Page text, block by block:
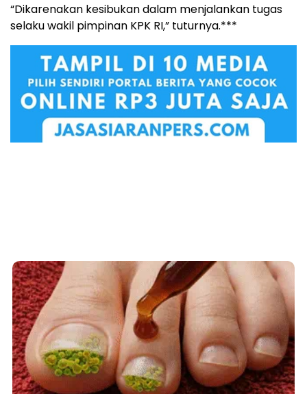
“Dikarenakan kesibukan dalam menjalankan tugas
selaku wakil pimpinan KPK RI,” tuturnya.***